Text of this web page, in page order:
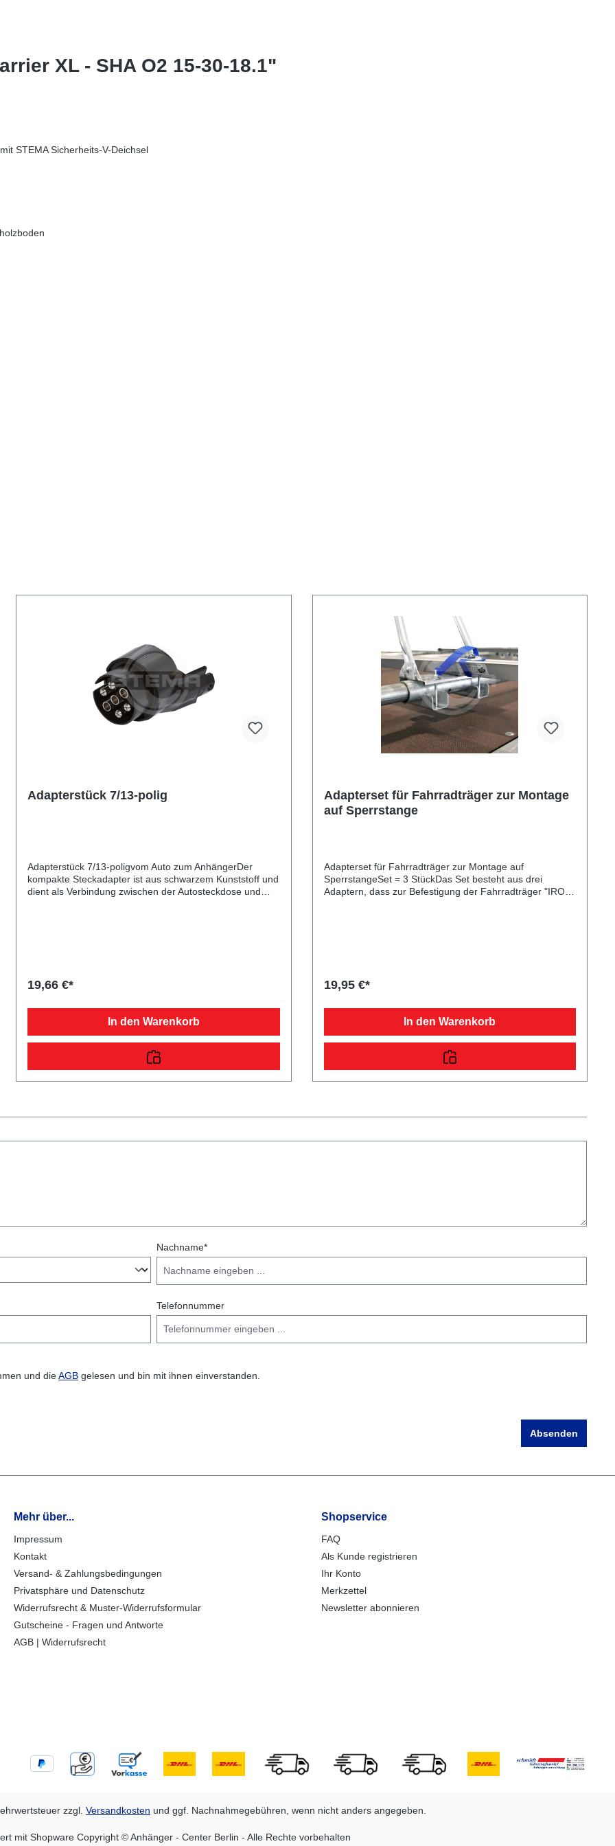
XL - SHA O2 15-30-18.1"
STEMA Sicherheits-V-Deichsel
Adapterstück 7/13-polig
Adapterstück 7/13-poligvom Auto zum AnhängerDer
kompakte Steckadapter ist aus schwarzem Kunststoff und
dient als Verbindung zwischen der Autosteckdose und
19,66 €*
In den Warenkorb
Adapterset für Fahrradträger zur Montage
auf Sperrstange
Adapterset für Fahrradträger zur Montage auf
SperrstangeSet = 3 StückDas Set besteht aus drei
Adaptern, dass zur Befestigung der Fahrradträger "IRON"
19,95 €*
In den Warenkorb
Nachname*
Telefonnummer
und dieAGB gelesen und bin mit ihnen einverstanden.
Absenden
Mehr über...
Impressum
Kontakt
Versand- & Zahlungsbedingungen
Privatsphäre und Datenschutz
Widerrufsrecht & Muster-Widerrufsformular
Gutscheine - Fragen und Antworte
AGB | Widerrufsrecht
Shopservice
FAQ
Als Kunde registrieren
Ihr Konto
Merkzettel
Newsletter abonnieren
zzgl. Versandkosten und ggf. Nachnahmegebühren, wenn nicht anders angegeben.
mit Shopware Copyright © Anhänger - Center Berlin - Alle Rechte vorbehalten